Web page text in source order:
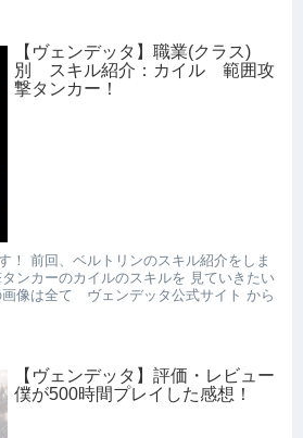
【ヴェンデッタ】職業(クラス)
別 スキル紹介：カイル 範囲攻
撃タンカー！
！ 前回、ベルトリンのスキル紹介をしま
ンカーのカイルのスキルを 見ていきたい
画像は全て ヴェンデッタ公式サイト から
【ヴェンデッタ】評価・レビュー
僕が500時間プレイした感想！